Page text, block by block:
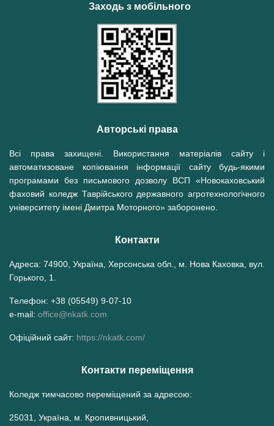
Заходь з мобільного
Авторські права
Всі права захищені. Використання матеріалів сайту і
автоматизоване копіювання інформації сайту будь-якими
програмами без письмового дозволу ВСП «Новокаховський
фаховий коледж Таврійського державного агротехнологічного
університету імені Дмитра Моторного» заборонено.
Контакти
Адреса: 74900, Україна, Херсонська обл., м. Нова Каховка, вул.
Горького, 1.
Телефон: +38 (05549) 9-07-10
e-mail: office@nkatk.com
Офіційний сайт: https://nkatk.com/
Контакти переміщення
Коледж тимчасово переміщений за адресою:
25031, Україна, м. Кропивницький,